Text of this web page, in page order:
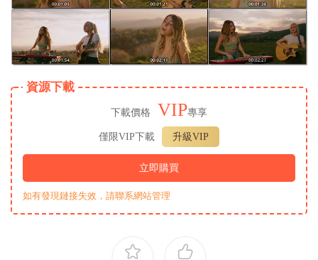
資源下載
下載價格 VIP專享
僅限VIP下載 升級VIP
立即購買
如有發現鏈接失效，請聯系網站管理